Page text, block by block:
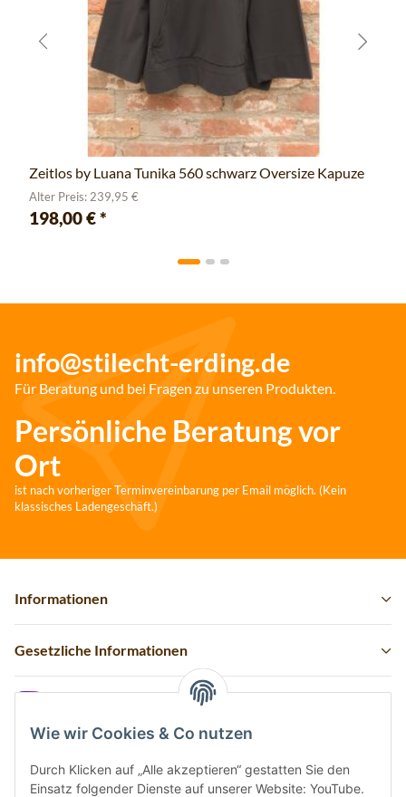
Wie wir Cookies & Co nutzen
Durch Klicken auf „Alle akzeptieren“ gestatten Sie den
Einsatz folgender Dienste auf unserer Website: YouTube.
Zeitlos by Luana Tunika 560 schwarz Oversize Kapuze
Alter Preis: 239,95 €
198,00 €*
info@stilecht-erding.de
Für Beratung und bei Fragen zu unseren Produkten.
Persönliche Beratung vor
Ort
ist nach vorheriger Terminvereinbarung per Email möglich. (Kein
klassisches Ladengeschäft.)
Informationen
Gesetzliche Informationen